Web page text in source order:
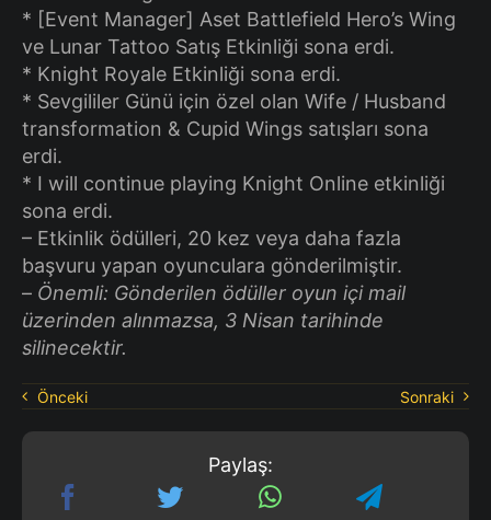
* [Event Manager] Aset Battlefield Hero’s Wing
ve Lunar Tattoo Satış Etkinliği sona erdi.
* Knight Royale Etkinliği sona erdi.
* Sevgililer Günü için özel olan Wife / Husband
transformation & Cupid Wings satışları sona
erdi.
* I will continue playing Knight Online etkinliği
sona erdi.
– Etkinlik ödülleri, 20 kez veya daha fazla
başvuru yapan oyunculara gönderilmiştir.
– Önemli: Gönderilen ödüller oyun içi mail
üzerinden alınmazsa, 3 Nisan tarihinde
silinecektir.
Önceki Sonraki
Paylaş: